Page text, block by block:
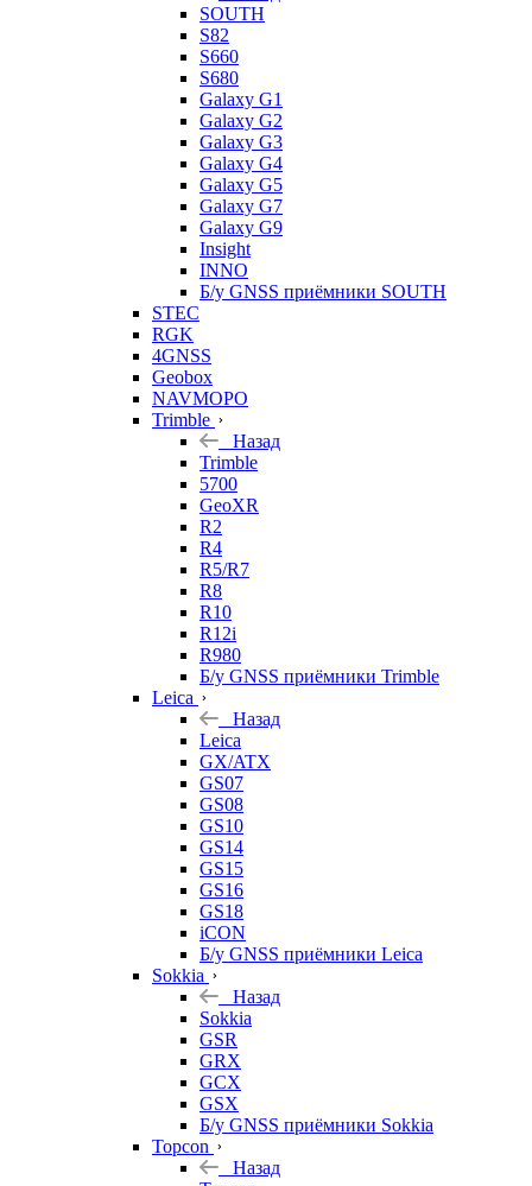
SOUTH
S82
S660
S680
Galaxy G1
Galaxy G2
Galaxy G3
Galaxy G4
Galaxy G5
Galaxy G7
Galaxy G9
Insight
INNO
Б/у GNSS приёмники SOUTH
STEC
RGK
4GNSS
Geobox
NAVMOPO
Trimble
Назад
Trimble
5700
GeoXR
R2
R4
R5/R7
R8
R10
R12i
R980
Б/у GNSS приёмники Trimble
Leica
Назад
Leica
GX/ATX
GS07
GS08
GS10
GS14
GS15
GS16
GS18
iCON
Б/у GNSS приёмники Leica
Sokkia
Назад
Sokkia
GSR
GRX
GCX
GSX
Б/у GNSS приёмники Sokkia
Topcon
Назад